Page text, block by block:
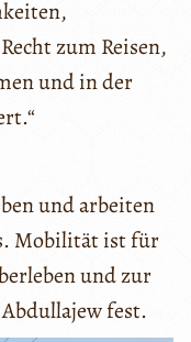
zum Reisen,
und in der
und arbeiten
Mobilität ist für
und zur
fest.